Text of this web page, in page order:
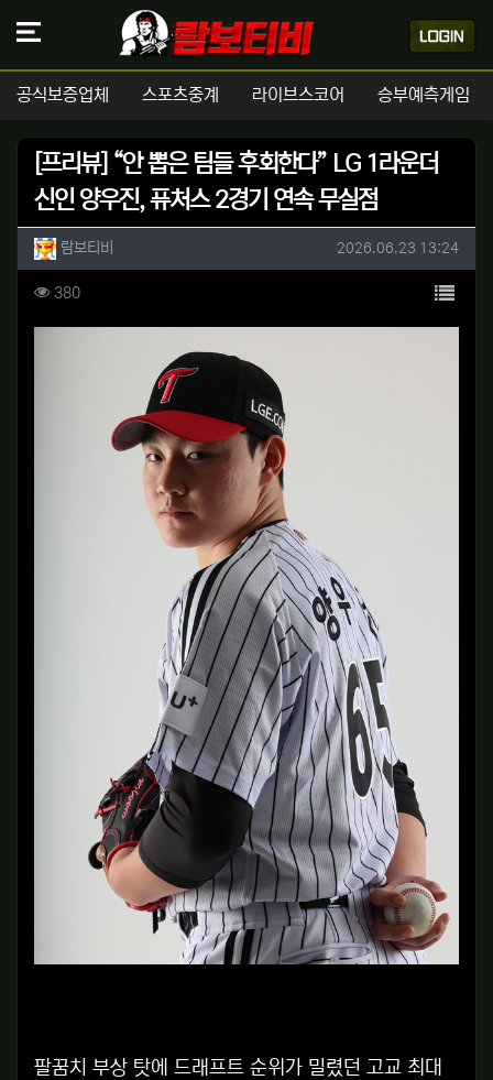
공식보증업체 스포츠중계 라이브스코어 승부예측게임
[프리뷰] “안 뽑은 팀들 후회한다” LG 1라운더
신인 양우진, 퓨처스 2경기 연속 무실점
작성자 정보
람보티비 작성일
2026.06.23 13:24
컨텐츠 정보
380조회 목록
팔꿈치 부상 탓에 드래프트 순위가 밀렸던 고교 최대